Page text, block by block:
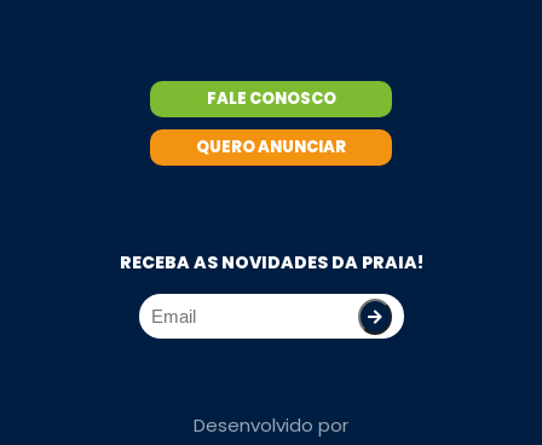
FALE CONOSCO
QUERO ANUNCIAR
RECEBA AS NOVIDADES DA PRAIA!
Desenvolvido por